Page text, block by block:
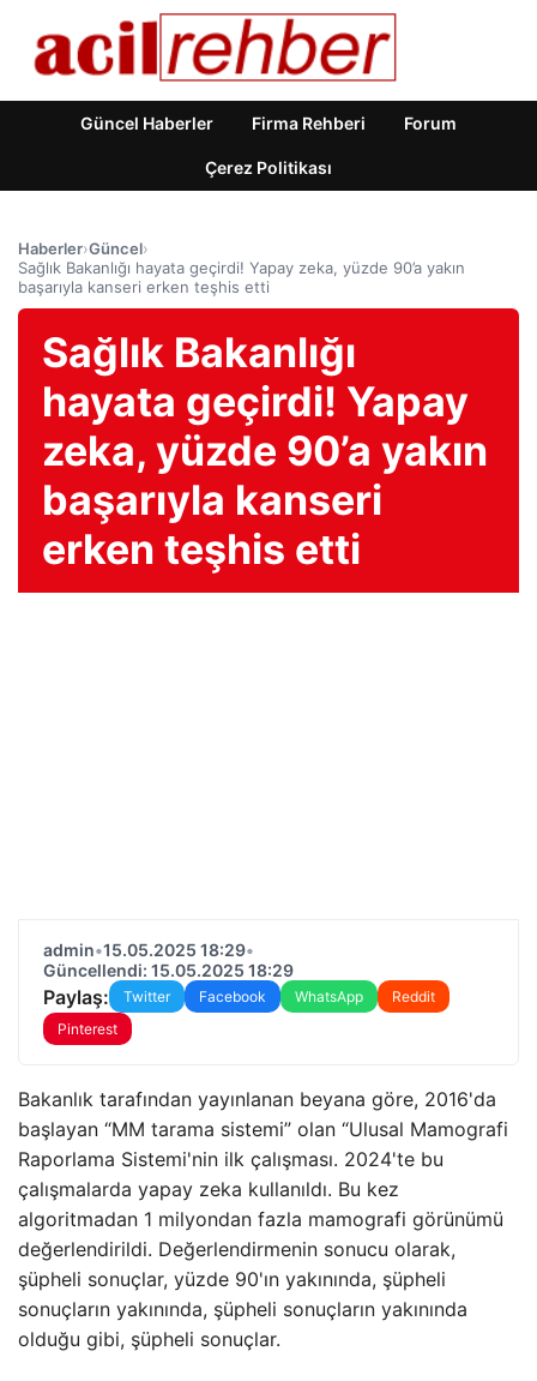
Güncel Haberler Firma Rehberi Forum
Çerez Politikası
Haberler›Güncel›
Sağlık Bakanlığı hayata geçirdi! Yapay zeka, yüzde 90’a yakın
başarıyla kanseri erken teşhis etti
Sağlık Bakanlığı
hayata geçirdi! Yapay
zeka, yüzde 90’a yakın
başarıyla kanseri
erken teşhis etti
admin•15.05.2025 18:29•
Güncellendi: 15.05.2025 18:29
Paylaş: Twitter Facebook WhatsApp
Reddit
Pinterest
Bakanlık tarafından yayınlanan beyana göre, 2016'da
başlayan “MM tarama sistemi” olan “Ulusal Mamografi
Raporlama Sistemi'nin ilk çalışması. 2024'te bu
çalışmalarda yapay zeka kullanıldı. Bu kez
algoritmadan 1 milyondan fazla mamografi görünümü
değerlendirildi. Değerlendirmenin sonucu olarak,
şüpheli sonuçlar, yüzde 90'ın yakınında, şüpheli
sonuçların yakınında, şüpheli sonuçların yakınında
olduğu gibi, şüpheli sonuçlar.